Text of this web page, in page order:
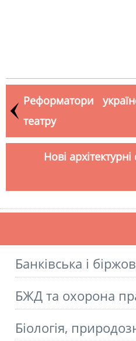
Реформатори
театру
Нові
Банківська і
БЖД та охорона
Біологія,